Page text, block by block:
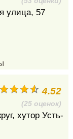
улица, 57
4.52
(25 оценок)
хутор Усть-